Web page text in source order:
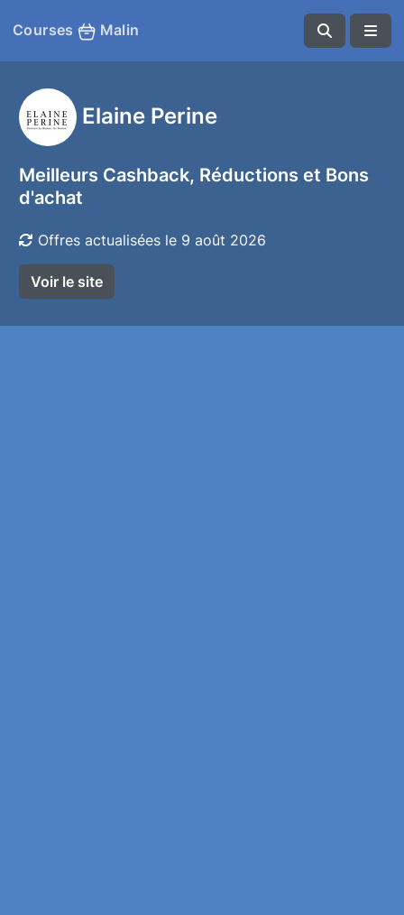
Courses Malin
Elaine Perine
Meilleurs Cashback, Réductions et Bons
d'achat
Offres actualisées le 9 août 2026
Voir le site